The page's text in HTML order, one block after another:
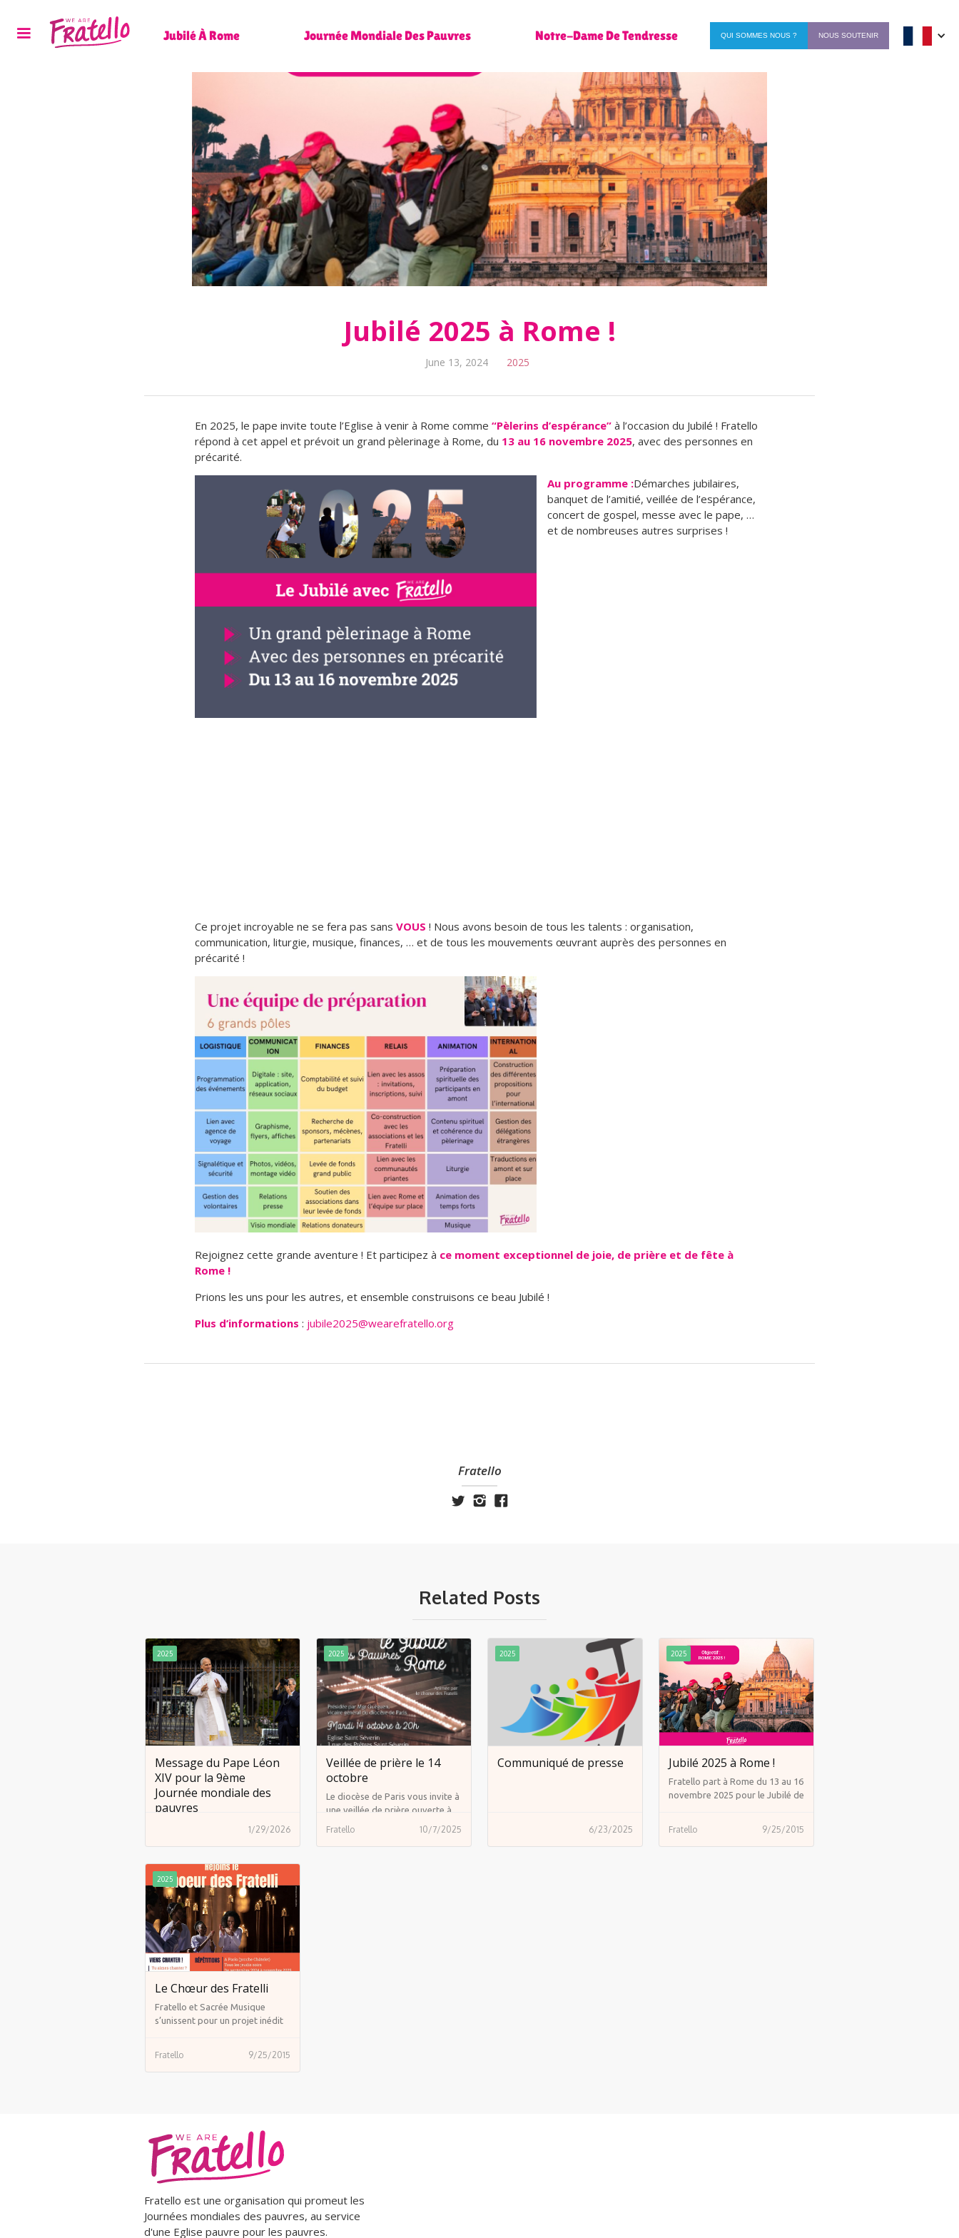
Jubilé À Rome Journée Mondiale Des Pauvres Notre-Dame De Tendresse QUI SOMMES NOUS ? NOUS SOUTENIR
Jubilé 2025 à Rome !
June 13, 2024 2025
En 2025, le pape invite toute l’Eglise à venir à Rome comme “Pèlerins d’espérance”à l’occasion du Jubilé ! Fratello
répond à cet appel et prévoit un grand pèlerinage à Rome, du 13 au 16 novembre 2025, avec des personnes en
précarité.
Au programme :Démarches jubilaires,
banquet de l’amitié, veillée de l’espérance,
concert de gospel, messe avec le pape, …
et de nombreuses autres surprises !
Ce projet incroyable ne se fera pas sans VOUS ! Nous avons besoin de tous les talents : organisation,
communication, liturgie, musique, finances, … et de tous les mouvements œuvrant auprès des personnes en
précarité !
Rejoignez cette grande aventure ! Et participez à ce moment exceptionnel de joie, de prière et de fête à
Rome !
Prions les uns pour les autres, et ensemble construisons ce beau Jubilé !
Plus d’informations : jubile2025@wearefratello.org
Fratello
Related Posts
2025
Message du Pape Léon
XIV pour la 9ème
Journée mondiale des
pauvres
1/29/2026
2025
Veillée de prière le 14
octobre
Le diocèse de Paris vous invite à
une veillée de prière ouverte à
Fratello 10/7/2025
2025
Communiqué de presse
6/23/2025
2025
Jubilé 2025 à Rome !
Fratello part à Rome du 13 au 16
novembre 2025 pour le Jubilé de
Fratello 9/25/2015
2025
Le Chœur des Fratelli
Fratello et Sacrée Musique
s’unissent pour un projet inédit
horizons qui se produira en 2025
en France et à Rome ! 🤩
Fratello 9/25/2015
Fratello est une organisation qui promeut les
Journées mondiales des pauvres, au service
d'une Eglise pauvre pour les pauvres.